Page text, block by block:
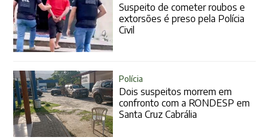
Suspeito de cometer roubos e
extorsões é preso pela Polícia
Civil
Polícia
Dois suspeitos morrem em
confronto com a RONDESP em
Santa Cruz Cabrália